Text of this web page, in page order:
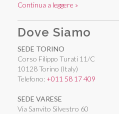
Continua a leggere »
Dove Siamo
SEDE TORINO
Corso Filippo Turati 11/C
10128 Torino (Italy)
Telefono: +011 58 17 409
SEDE VARESE
Via Sanvito Silvestro 60